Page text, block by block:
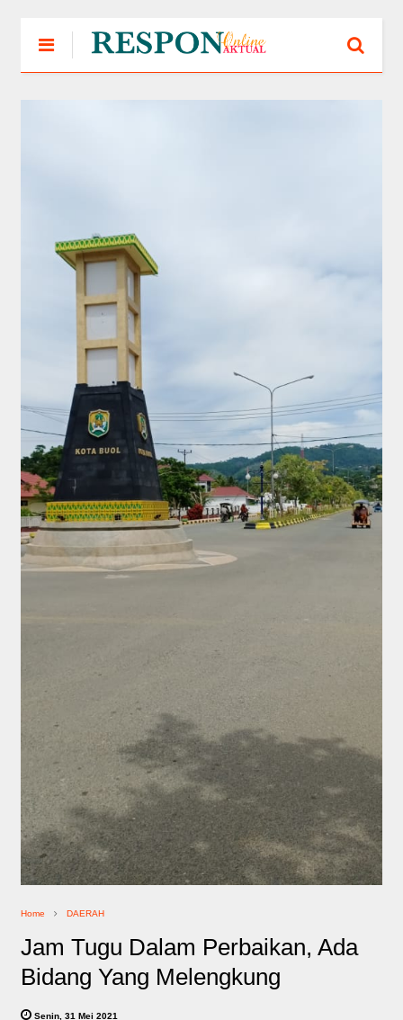
Home DAERAH
Jam Tugu Dalam Perbaikan, Ada
Bidang Yang Melengkung
Senin, 31 Mei 2021